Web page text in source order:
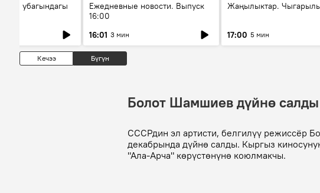
өз убагындагы
Ежедневные новости. Выпуск
16:00
16:01 3 мин
Жаңылыктар.
17:00 5 мин
Кечээ Бүгүн
Болот Шамшиев дүйнө салды
СССРдин эл артисти, белгилүү режиссёр
декабрында дүйнө салды. Кыргыз
"Ала-Арча" көрүстөнүнө коюлмакчы.